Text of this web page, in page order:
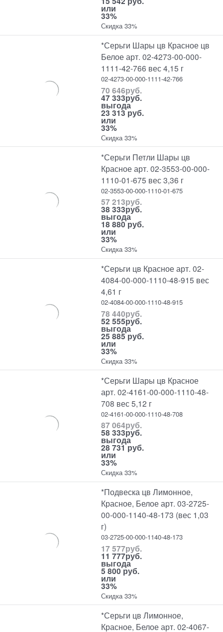
или
33%
Скидка 33%
*Серьги Шары цв Красное цв
Белое арт. 02-4273-00-000-
1111-42-766 вес 4,15 г
02-4273-00-000-1111-42-766
70 646руб.
47 333руб.
выгода
23 313 руб.
или
33%
Скидка 33%
*Серьги Петли Шары цв
Красное арт. 02-3553-00-000-
1110-01-675 вес 3,36 г
02-3553-00-000-1110-01-675
57 213руб.
38 333руб.
выгода
18 880 руб.
или
33%
Скидка 33%
*Серьги цв Красное арт. 02-
4084-00-000-1110-48-915 вес
4,61 г
02-4084-00-000-1110-48-915
78 440руб.
52 555руб.
выгода
25 885 руб.
или
33%
Скидка 33%
*Серьги Шары цв Красное
арт. 02-4161-00-000-1110-48-
708 вес 5,12 г
02-4161-00-000-1110-48-708
87 064руб.
58 333руб.
выгода
28 731 руб.
или
33%
Скидка 33%
*Подвеска цв Лимонное,
Красное, Белое арт. 03-2725-
00-000-1140-48-173 (вес 1,03
г)
03-2725-00-000-1140-48-173
17 577руб.
11 777руб.
выгода
5 800 руб.
или
33%
Скидка 33%
*Серьги цв Лимонное,
Красное, Белое арт. 02-4067-